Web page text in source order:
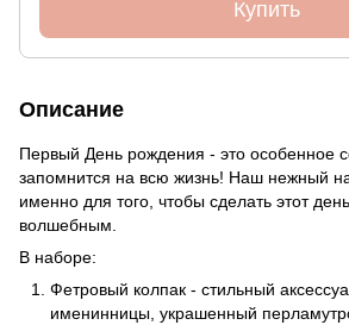
Купить
Описание
Первый День рождения - это особенное
запомнится на всю жизнь! Наш нежный
именно для того, чтобы сделать этот
волшебным.
В наборе:
Фетровый колпак - стильный
именинницы, украшенный